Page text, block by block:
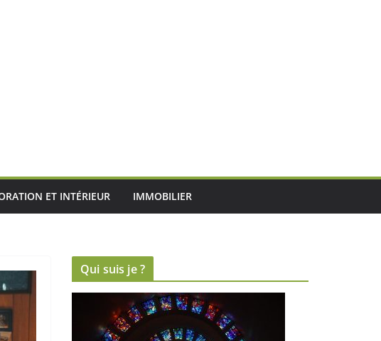
ET INTÉRIEUR IMMOBILIER
Qui suis je ?